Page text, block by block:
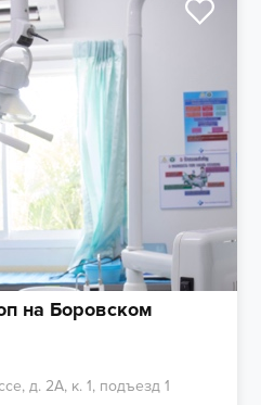
на Боровском
д. 2А, к. 1, подъезд 1